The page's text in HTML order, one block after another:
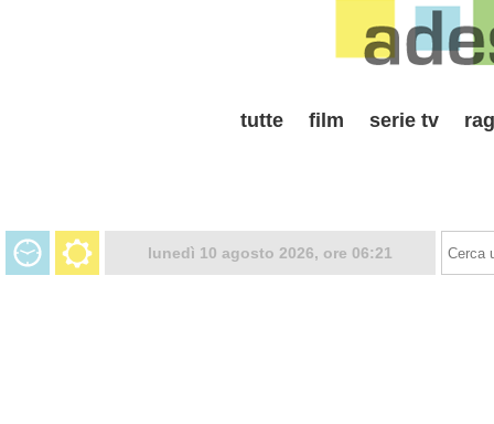
tutte film serie tv
lunedì 10 agosto 2026, ore 06:21